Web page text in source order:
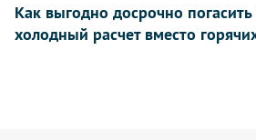
Как выгодно досрочно
холодный расчет вместо